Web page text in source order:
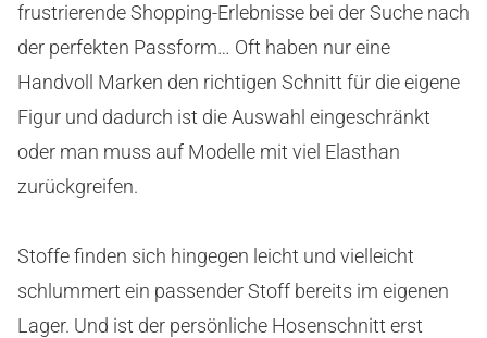
frustrierende Shopping-Erlebnisse bei der Suche nach
der perfekten Passform… Oft haben nur eine
Handvoll Marken den richtigen Schnitt für die eigene
Figur und dadurch ist die Auswahl eingeschränkt
oder man muss auf Modelle mit viel Elasthan
zurückgreifen.
Stoffe finden sich hingegen leicht und vielleicht
schlummert ein passender Stoff bereits im eigenen
Lager. Und ist der persönliche Hosenschnitt erst